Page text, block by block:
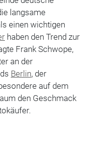
langsame
einen wichtigen
haben den Trend zur
Frank Schwope,
an der
Berlin, der
auf dem
den Geschmack